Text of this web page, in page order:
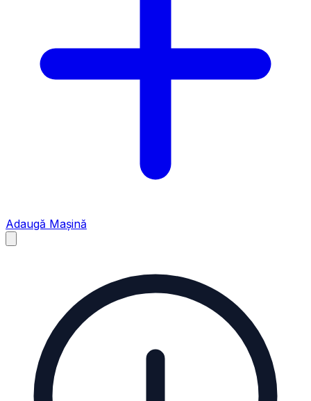
Adaugă Mașină